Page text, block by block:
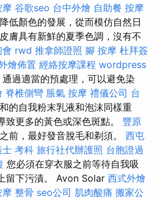
摩 谷歌seo 台中外燴 自助餐 按摩
低顏色的發展，從而模仿自然日
膚具有新鮮的夏季色調，沒有不
rwd 推拿師證照 腳 按摩 杜拜簽
燴佈置 經絡按摩課程 wordpress
過適當的預處理，可以避免染
脊椎側彎 脹氣 按摩 禮儀公司 台
的自我粉末乳液和泡沫同樣重
致更多的黃色或深色斑點。 豐原
前，最好發音脫毛和剃須。 西屯
士 考科 旅行社代辦護照 台胞證過
您必須在穿衣服之前等待自我吸
留下污漬。 Avon Solar 西式外燴
整骨 seo公司 肌肉酸痛 搬家公